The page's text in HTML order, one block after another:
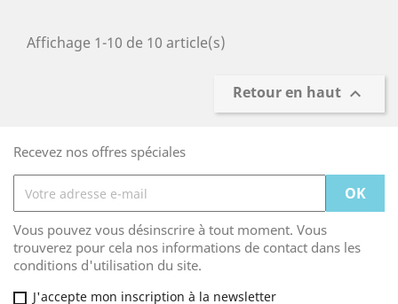
Affichage 1-10 de 10 article(s)
Retour en haut 
Recevez nos offres spéciales
Vous pouvez vous désinscrire à tout moment. Vous
trouverez pour cela nos informations de contact dans les
conditions d'utilisation du site.
J'accepte mon inscription à la newsletter